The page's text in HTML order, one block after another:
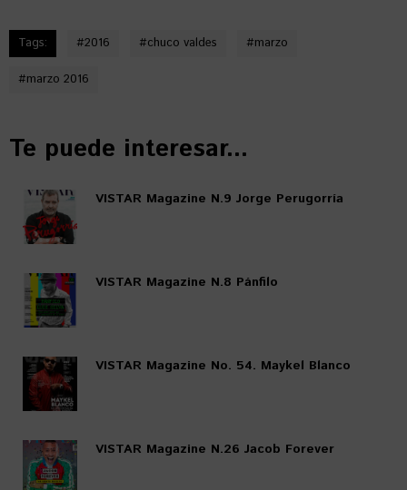
Tags: #2016 #chuco valdes #marzo
#marzo 2016
Te puede interesar...
VISTAR Magazine N.9 Jorge Perugorría
VISTAR Magazine N.8 Pánfilo
VISTAR Magazine No. 54. Maykel Blanco
VISTAR Magazine N.26 Jacob Forever